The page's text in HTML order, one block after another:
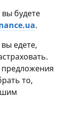
будете
.
едете,
то,